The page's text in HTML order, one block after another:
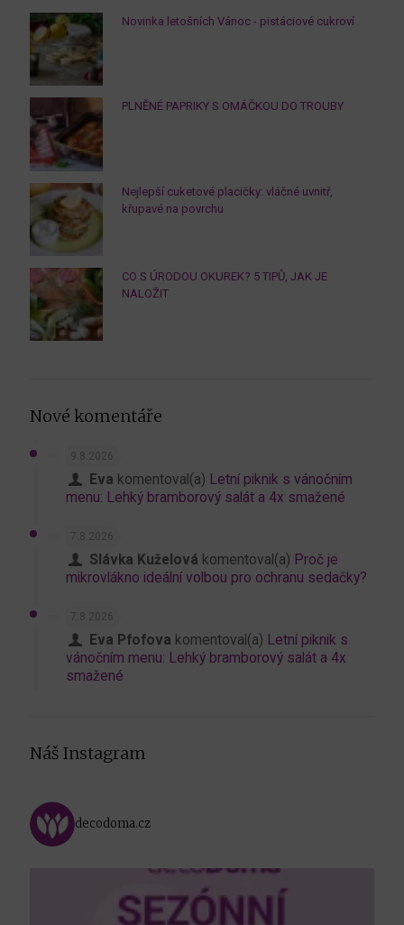
Novinka letošních Vánoc - pistáciové cukroví
PLNĚNÉ PAPRIKY S OMÁČKOU DO TROUBY
Nejlepší cuketové placičky: vláčné uvnitř,
křupavé na povrchu
CO S ÚRODOU OKUREK? 5 TIPŮ, JAK JE
NALOŽIT
Nové komentáře
9.8.2026
Eva komentoval(a) Letní piknik s vánočním
menu: Lehký bramborový salát a 4x smažené
7.8.2026
Slávka Kuželová komentoval(a) Proč je
mikrovlákno ideální volbou pro ochranu sedačky?
7.8.2026
Eva Pfofova komentoval(a) Letní piknik s
vánočním menu: Lehký bramborový salát a 4x
smažené
Náš Instagram
decodoma.cz